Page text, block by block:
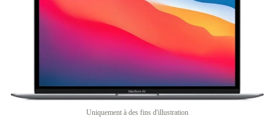
Uniquement à des fins d'illustration